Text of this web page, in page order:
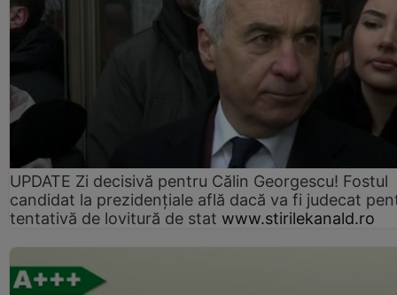
UPDATE Zi decisivă pentru Călin Georgescu! Fostul
candidat la prezidențiale află dacă va fi judecat
tentativă de lovitură de stat www.stirilekanald.ro